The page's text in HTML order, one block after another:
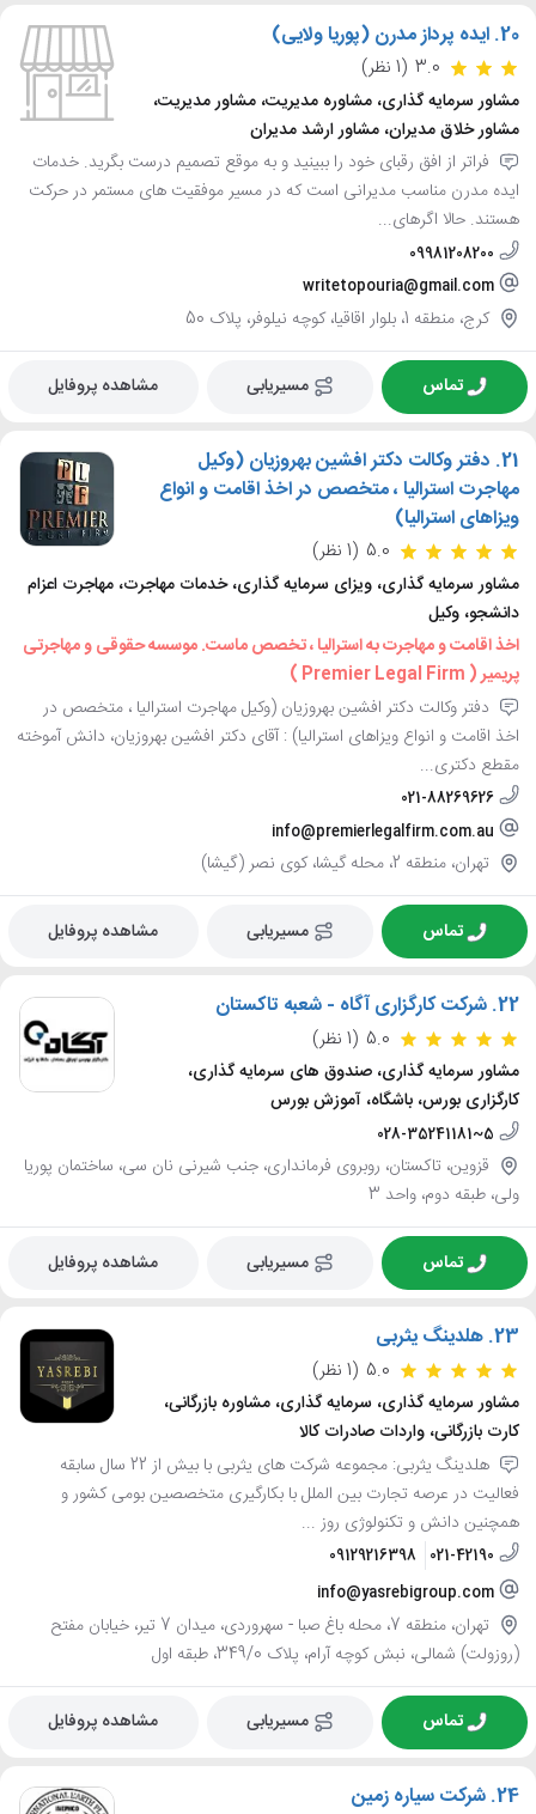
20. ایده پرداز مدرن (پوریا ولایی)
3.0 (1 نظر)
مشاور سرمایه گذاری، مشاوره مدیریت، مشاور مدیریت،
مشاور خلاق مدیران، مشاور ارشد مدیران
فراتر از افق رقبای خود را ببینید و به موقع تصمیم درست بگرید. خدمات
ایده مدرن مناسب مدیرانی است که در مسیر موفقیت های مستمر در حرکت
هستند. حالا اگرهای...
09981208200
writetopouria@gmail.com
کرج، منطقه 1، بلوار اقاقیا، کوچه نیلوفر، پلاک 50
تماس مسیریابی مشاهده پروفایل
21. دفتر وکالت دکتر افشین بهروزیان (وکیل
مهاجرت استرالیا ، متخصص در اخذ اقامت و انواع
ویزاهای استرالیا)
5.0 (1 نظر)
مشاور سرمایه گذاری، ویزای سرمایه گذاری، خدمات مهاجرت، مهاجرت اعزام
دانشجو، وکیل
اخذ اقامت و مهاجرت به استرالیا ، تخصص ماست. موسسه حقوقی و مهاجرتی
پریمیر ( Premier Legal Firm )
دفتر وکالت دکتر افشین بهروزیان (وکیل مهاجرت استرالیا ، متخصص در
اخذ اقامت و انواع ویزاهای استرالیا) : آقای دکتر افشین بهروزیان، دانش آموخته
مقطع دکتری...
021-88269626
info@premierlegalfirm.com.au
تهران، منطقه 2، محله گیشا، کوی نصر (گیشا)
تماس مسیریابی مشاهده پروفایل
22. شرکت کارگزاری آگاه - شعبه تاکستان
5.0 (1 نظر)
مشاور سرمایه گذاری، صندوق های سرمایه گذاری،
کارگزاری بورس، باشگاه، آموزش بورس
028-35241181~5
قزوین، تاکستان، روبروی فرمانداری، جنب شیرنی نان سی، ساختمان پوریا
ولی، طبقه دوم، واحد 3
تماس مسیریابی مشاهده پروفایل
23. هلدینگ یثربی
5.0 (1 نظر)
مشاور سرمایه گذاری، سرمایه گذاری، مشاوره بازرگانی،
کارت بازرگانی، واردات صادرات کالا
هلدینگ یثربی: مجموعه شرکت های یثربی با بیش از 22 سال سابقه
فعالیت در عرصه تجارت بین الملل با بکارگیری متخصصین بومی کشور و
همچنین دانش و تکنولوژی روز ...
021-42190
09129216398
info@yasrebigroup.com
تهران، منطقه 7، محله باغ صبا - سهروردی، میدان 7 تیر، خیابان مفتح
(روزولت) شمالی، نبش کوچه آرام، پلاک 349/0، طبقه اول
تماس مسیریابی مشاهده پروفایل
24. شرکت سیاره زمین